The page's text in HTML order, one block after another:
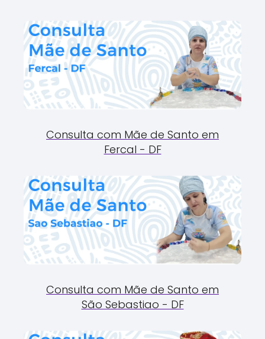
Consulta com Mãe de Santo em
Fercal - DF
Consulta com Mãe de Santo em
São Sebastiao - DF